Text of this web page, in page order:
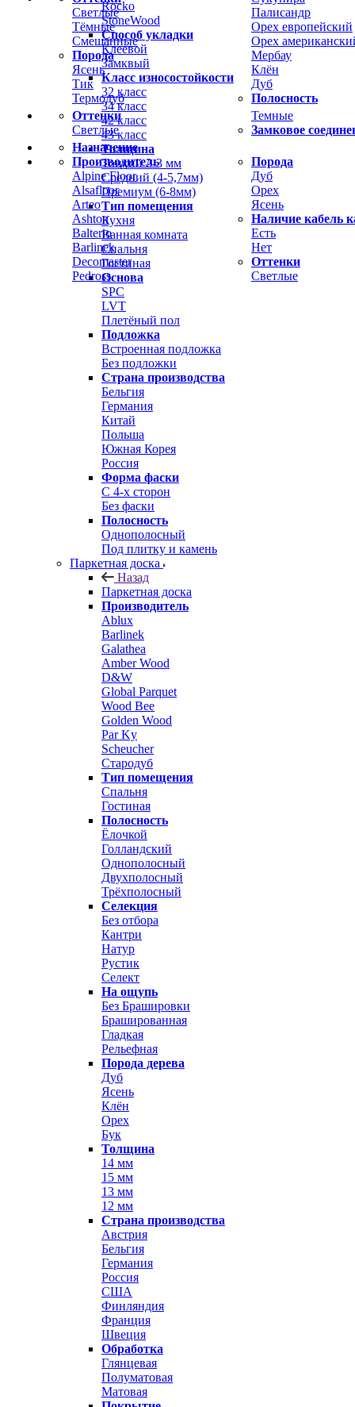
Светлые
Тёмные
Смешанные
Порода
Ясень
Тик
Термодуб
Палисандр
Орех европейский
Орех
Мербау
Клён
Дуб
Полосность
Оттенки
Светлые
Темные
Замковое
Назначение
Производитель
Alpine Floor
Alsafloor
Arteo
Ashton
Balterio
Barlinek
Decomaster
Pedross
Порода
Дуб
Орех
Ясень
Наличие кабель
Есть
Нет
Оттенки
Светлые
Rocko
StoneWood
Способ укладки
Клеевой
Замквый
Класс износостойкости
32 класс
34 класс
42 класс
43 класс
Толщина
Тонкий 2-3 мм
Средний (4-5,7мм)
Премиум (6-8мм)
Тип помещения
Кухня
Ванная комната
Спальня
Гостиная
Основа
SPC
LVT
Плетёный пол
Подложка
Встроенная подложка
Без подложки
Страна производства
Бельгия
Германия
Китай
Польша
Южная Корея
Россия
Форма фаски
С 4-х сторон
Без фаски
Полосность
Однополосный
Под плитку и камень
Паркетная доска
Назад
Паркетная доска
Производитель
Ablux
Barlinek
Galathea
Amber Wood
D&W
Global Parquet
Wood Bee
Golden Wood
Par Ky
Scheucher
Стародуб
Тип помещения
Спальня
Гостиная
Полосность
Ёлочкой
Голландский
Однополосный
Двухполосный
Трёхполосный
Селекция
Без отбора
Кантри
Натур
Рустик
Селект
На ощупь
Без Брашировки
Брашированная
Гладкая
Рельефная
Порода дерева
Дуб
Ясень
Клён
Орех
Бук
Толщина
14 мм
15 мм
13 мм
12 мм
Страна производства
Австрия
Бельгия
Германия
Россия
США
Финляндия
Франция
Швеция
Обработка
Глянцевая
Полуматовая
Матовая